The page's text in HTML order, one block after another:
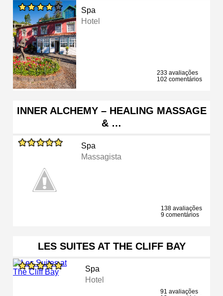
Spa
Hotel
233 avaliações
102 comentários
INNER ALCHEMY – HEALING MASSAGE
& …
Spa
Massagista
138 avaliações
9 comentários
LES SUITES AT THE CLIFF BAY
Spa
Hotel
91 avaliações